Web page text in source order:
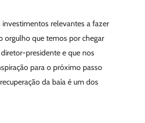
investimentos relevantes a fazer
orgulho que temos por chegar
presidente e que nos
para o próximo passo
da baía é um dos